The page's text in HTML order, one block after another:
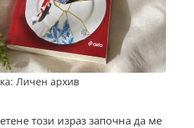
Личен архив
този израз започна да ме